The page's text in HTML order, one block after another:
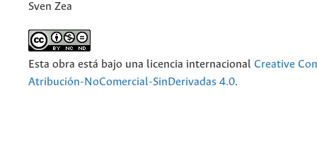
Sven Zea
Esta obra está bajo una licencia internacional Creative
Atribución-NoComercial-SinDerivadas 4.0.